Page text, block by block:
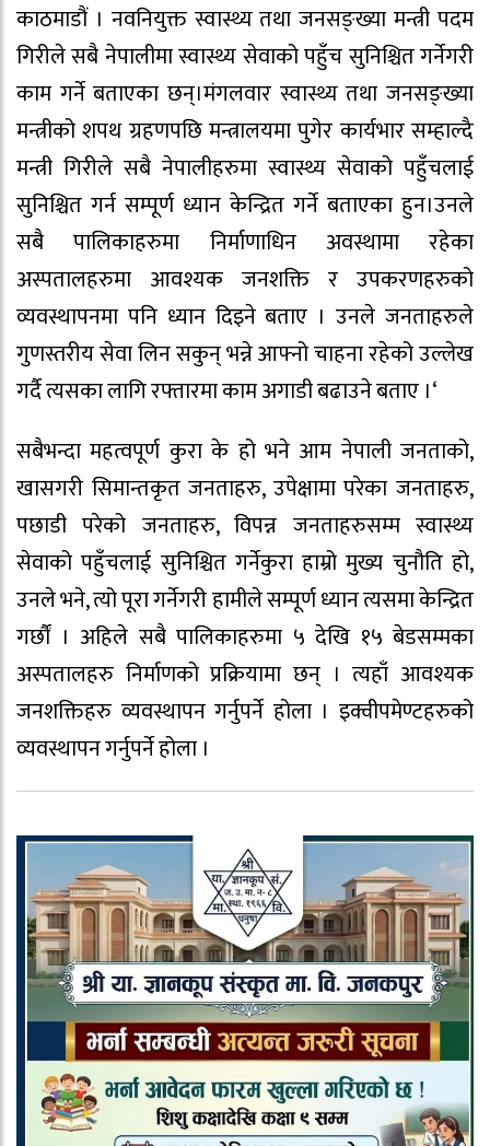
काठमाडौं । नवनियुक्त स्वास्थ्य तथा जनसङ्ख्या मन्त्री पदम
गिरीले सबै नेपालीमा स्वास्थ्य सेवाको पहुँच सुनिश्चित गर्नेगरी
काम गर्ने बताएका छन्।मंगलवार स्वास्थ्य तथा जनसङ्ख्या
मन्त्रीको शपथ ग्रहणपछि मन्त्रालयमा पुगेर कार्यभार सम्हाल्दै
मन्त्री गिरीले सबै नेपालीहरुमा स्वास्थ्य सेवाको पहुँचलाई
सुनिश्चित गर्न सम्पूर्ण ध्यान केन्द्रित गर्ने बताएका हुन।उनले
सबै पालिकाहरुमा निर्माणाधिन अवस्थामा रहेका
अस्पतालहरुमा आवश्यक जनशक्ति र उपकरणहरुको
व्यवस्थापनमा पनि ध्यान दिइने बताए । उनले जनताहरुले
गुणस्तरीय सेवा लिन सकुन् भन्ने आफ्नो चाहना रहेको उल्लेख
गर्दै त्यसका लागि रफ्तारमा काम अगाडी बढाउने बताए ।‘
सबैभन्दा महत्वपूर्ण कुरा के हो भने आम नेपाली जनताको,
खासगरी सिमान्तकृत जनताहरु, उपेक्षामा परेका जनताहरु,
पछाडी परेको जनताहरु, विपन्न जनताहरुसम्म स्वास्थ्य
सेवाको पहुँचलाई सुनिश्चित गर्नेकुरा हाम्रो मुख्य चुनौति हो,
उनले भने, त्यो पूरा गर्नेगरी हामीले सम्पूर्ण ध्यान त्यसमा केन्द्रित
गर्छौं । अहिले सबै पालिकाहरुमा ५ देखि १५ बेडसम्मका
अस्पतालहरु निर्माणको प्रक्रियामा छन् । त्यहाँ आवश्यक
जनशक्तिहरु व्यवस्थापन गर्नुपर्ने होला । इक्वीपमेण्टहरुको
व्यवस्थापन गर्नुपर्ने होला ।